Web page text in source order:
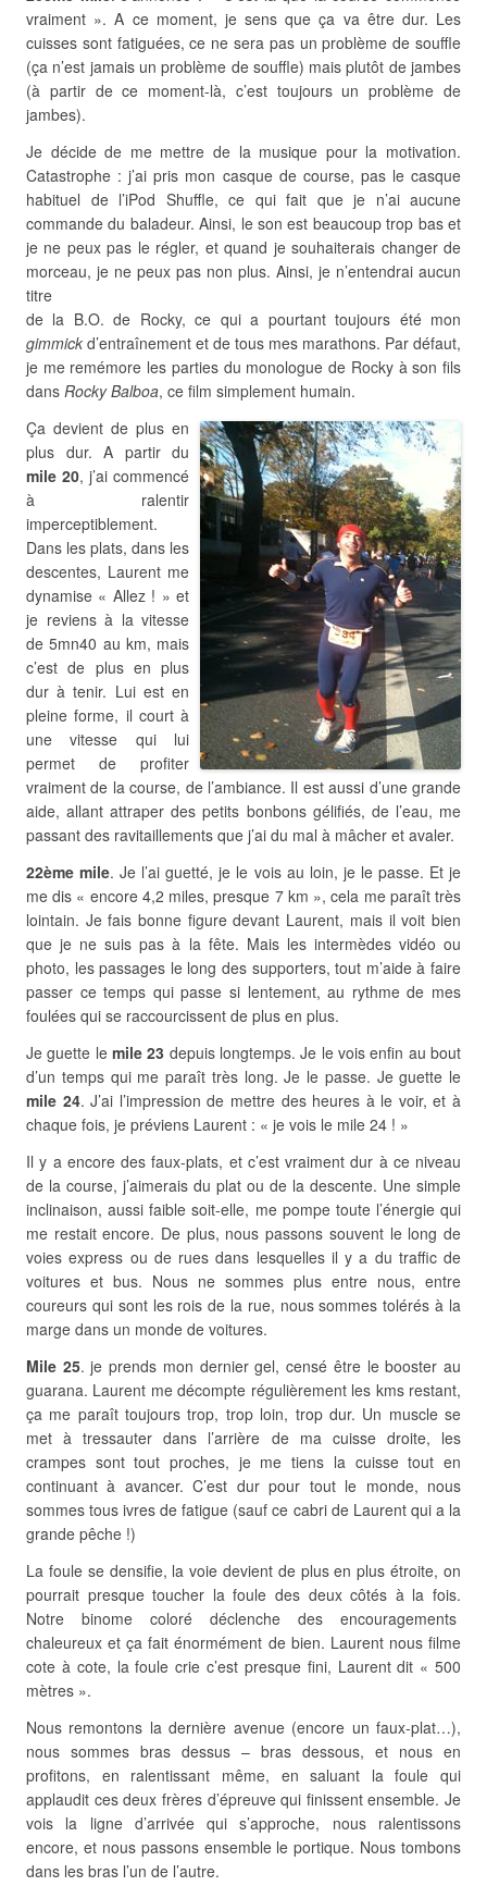
vraiment ». A ce moment, je sens que ça va être dur. Les
cuisses sont fatiguées, ce ne sera pas un problème de souffle
(ça n’est jamais un problème de souffle) mais plutôt de jambes
(à partir de ce moment-là, c’est toujours un problème de
jambes).
Je décide de me mettre de la musique pour la motivation.
Catastrophe : j’ai pris mon casque de course, pas le casque
habituel de l’iPod Shuffle, ce qui fait que je n’ai aucune
commande du baladeur. Ainsi, le son est beaucoup trop bas et
je ne peux pas le régler, et quand je souhaiterais changer de
morceau, je ne peux pas non plus. Ainsi, je n’entendrai aucun
titre
de la B.O. de Rocky, ce qui a pourtant toujours été mon
gimmick d’entraînement et de tous mes marathons. Par défaut,
je me remémore les parties du monologue de Rocky à son fils
dans Rocky Balboa, ce film simplement humain.
Ça devient de plus en
plus dur. A partir du
mile 20, j’ai commencé
à ralentir
imperceptiblement.
Dans les plats, dans les
descentes, Laurent me
dynamise « Allez ! » et
je reviens à la vitesse
de 5mn40 au km, mais
c’est de plus en plus
dur à tenir. Lui est en
pleine forme, il court à
une vitesse qui lui
permet de profiter
vraiment de la course, de l’ambiance. Il est aussi d’une grande
aide, allant attraper des petits bonbons gélifiés, de l’eau, me
passant des ravitaillements que j’ai du mal à mâcher et avaler.
22ème mile. Je l’ai guetté, je le vois au loin, je le passe. Et je
me dis « encore 4,2 miles, presque 7 km », cela me paraît très
lointain. Je fais bonne figure devant Laurent, mais il voit bien
que je ne suis pas à la fête. Mais les intermèdes vidéo ou
photo, les passages le long des supporters, tout m’aide à faire
passer ce temps qui passe si lentement, au rythme de mes
foulées qui se raccourcissent de plus en plus.
Je guette le mile 23 depuis longtemps. Je le vois enfin au bout
d’un temps qui me paraît très long. Je le passe. Je guette le
mile 24. J’ai l’impression de mettre des heures à le voir, et à
chaque fois, je préviens Laurent : « je vois le mile 24 ! »
Il y a encore des faux-plats, et c’est vraiment dur à ce niveau
de la course, j’aimerais du plat ou de la descente. Une simple
inclinaison, aussi faible soit-elle, me pompe toute l’énergie qui
me restait encore. De plus, nous passons souvent le long de
voies express ou de rues dans lesquelles il y a du traffic de
voitures et bus. Nous ne sommes plus entre nous, entre
coureurs qui sont les rois de la rue, nous sommes tolérés à la
marge dans un monde de voitures.
Mile 25. je prends mon dernier gel, censé être le booster au
guarana. Laurent me décompte régulièrement les kms restant,
ça me paraît toujours trop, trop loin, trop dur. Un muscle se
met à tressauter dans l’arrière de ma cuisse droite, les
crampes sont tout proches, je me tiens la cuisse tout en
continuant à avancer. C’est dur pour tout le monde, nous
sommes tous ivres de fatigue (sauf ce cabri de Laurent qui a la
grande pêche !)
La foule se densifie, la voie devient de plus en plus étroite, on
pourrait presque toucher la foule des deux côtés à la fois.
Notre binome coloré déclenche des encouragements
chaleureux et ça fait énormément de bien. Laurent nous filme
cote à cote, la foule crie c’est presque fini, Laurent dit « 500
mètres ».
Nous remontons la dernière avenue (encore un faux-plat…),
nous sommes bras dessus – bras dessous, et nous en
profitons, en ralentissant même, en saluant la foule qui
applaudit ces deux frères d’épreuve qui finissent ensemble. Je
vois la ligne d’arrivée qui s’approche, nous ralentissons
encore, et nous passons ensemble le portique. Nous tombons
dans les bras l’un de l’autre.